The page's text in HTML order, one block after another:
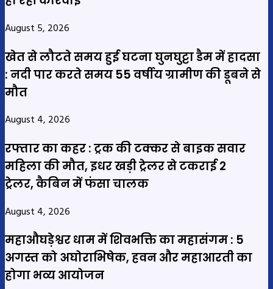
August 5, 2026
खेत से लौटते समय हुई घटना घुनघुट्टा डैम में हादसा
: नदी पार करते समय 55 वर्षीय ग्रामीण की डूबने से
मौत
August 4, 2026
रफ्तार का कहर : ट्रक की टक्कर से बाइक सवार
महिला की मौत, इधर खड़ी ट्रेलर से टकराई 2
ट्रेलर, कैबिन में फंसा चालक
August 4, 2026
महाऔघड़ेश्वर धाम में शिवभक्ति का महासंगम : 5
अगस्त को अघोराभिषेक, हवन और महाआरती का
होगा भव्य आयोजन